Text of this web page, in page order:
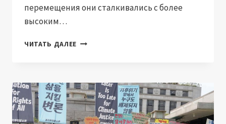
перемещения они сталкивались с более
высоким…
ЧИТАТЬ ДАЛЕЕ ЛГБТК+
ПРИЗНАНИЕ
В
КЛИМАТИЧЕСКОЙ
ПОЛИТИКЕ